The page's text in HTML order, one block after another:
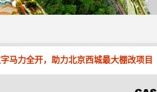
马力全开，助力北京西城最大棚改项目